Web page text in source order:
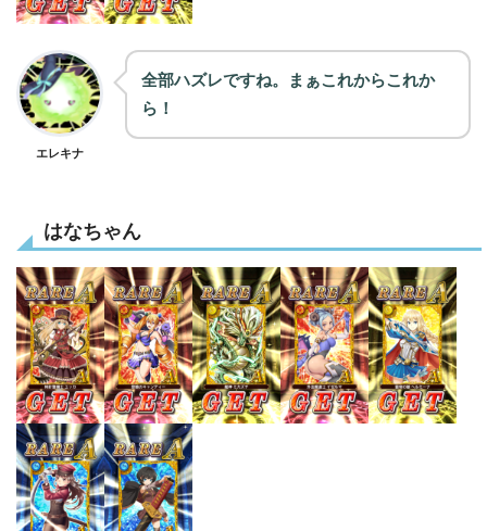
エレキナ
全部ハズレですね。まぁこれからこれか
ら！
はなちゃん